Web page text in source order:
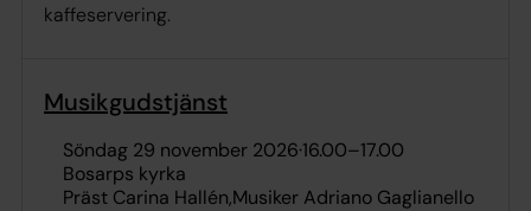
kaffeservering.
Musikgudstjänst
söndag 29 november 2026·16.00–17.00
Bosarps kyrka
Präst Carina Hallén Musiker Adriano Gaglianello